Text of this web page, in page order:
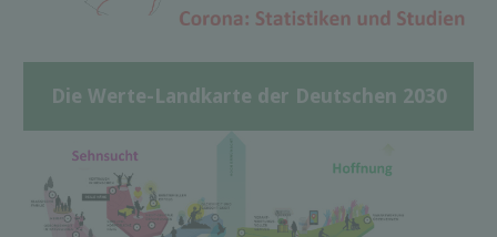
Die Werte-Landkarte der Deutschen 2030